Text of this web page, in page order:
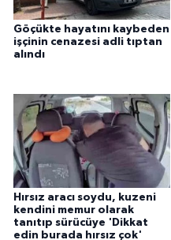
Göçükte hayatını kaybeden
işçinin cenazesi adli tıptan
alındı
Hırsız aracı soydu, kuzeni
kendini memur olarak
tanıtıp sürücüye 'Dikkat
edin burada hırsız çok'